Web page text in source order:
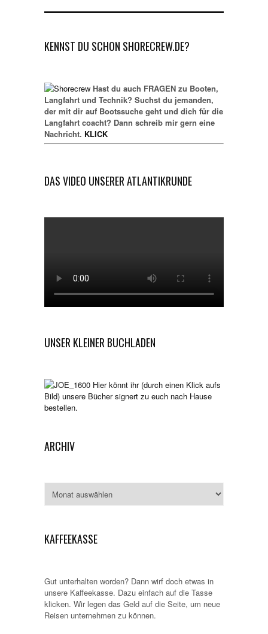
KENNST DU SCHON SHORECREW.DE?
Hast du auch FRAGEN zu Booten,
Langfahrt und Technik? Suchst du jemanden,
der mit dir auf Bootssuche geht und dich für die
Langfahrt coacht? Dann schreib mir gern eine
Nachricht. KLICK
DAS VIDEO UNSERER ATLANTIKRUNDE
UNSER KLEINER BUCHLADEN
Hier könnt ihr (durch einen Klick aufs
Bild) unsere Bücher signert zu euch nach Hause
bestellen.
ARCHIV
KAFFEEKASSE
Gut unterhalten worden? Dann wirf doch etwas in
unsere Kaffeekasse. Dazu einfach auf die Tasse
klicken. Wir legen das Geld auf die Seite, um neue
Reisen unternehmen zu können.